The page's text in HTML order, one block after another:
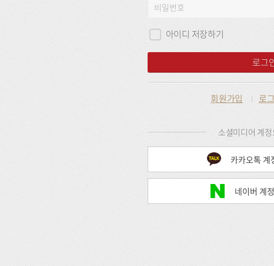
그
인
비
번
호
아이디 저장하기
로그
회원가입 로
소셜미디어 계
카카오톡 계
네이버 계